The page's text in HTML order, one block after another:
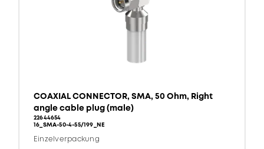
COAXIAL CONNECTOR, SMA, 50 Ohm, Right
angle cable plug (male)
22644654
16_SMA-50-4-55/199_NE
Einzelverpackung